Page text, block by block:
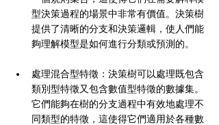
型決策過程的場景中非常有價值。決策樹
提供了清晰的分支和決策邏輯，使人們能
夠理解模型是如何進行分類或預測的。
處理混合型特徵：決策樹可以處理既包含
類別型特徵又包含數值型特徵的數據集。
它們能夠在樹的分支過程中有效地處理不
同類型的特徵，這使得它們適用於各種數